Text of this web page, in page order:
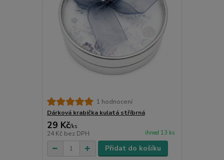
1 hodnocení
Dárková krabička kulatá stříbrná
29 Kč/ks
24 Kč bez DPH ihned 13 ks
Přidat do košíku